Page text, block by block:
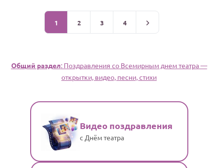
1 2 3 4
Общий раздел: Поздравления со Всемирным днем театра —
открытки, видео, песни, стихи
Видео поздравления
с Днём театра